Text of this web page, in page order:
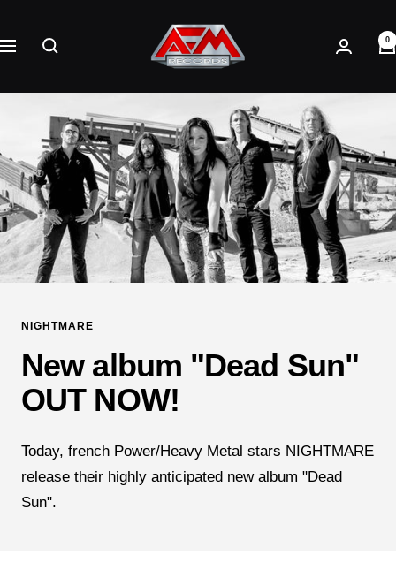
Inhalt
Navigation
AFM
Records
0
NIGHTMARE
New album "Dead Sun"
OUT NOW!
Today, french Power/Heavy Metal stars NIGHTMARE
release their highly anticipated new album "Dead
Sun".